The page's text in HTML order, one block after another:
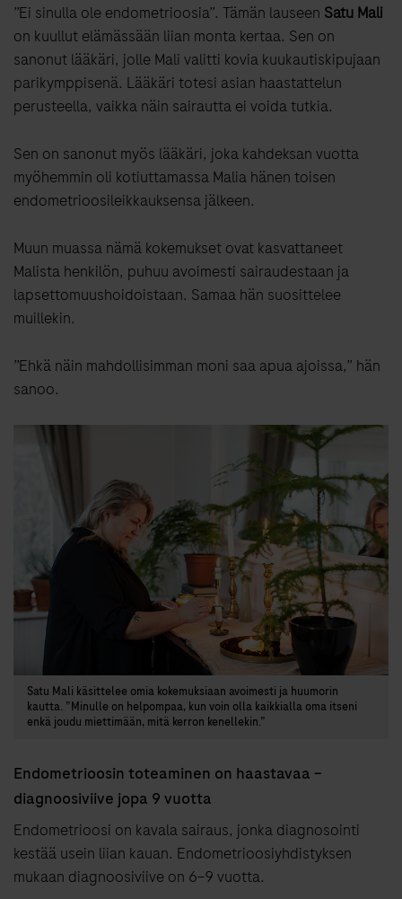
”Ei sinulla ole endometrioosia”. Tämän lauseen Satu Mali
on kuullut elämässään liian monta kertaa. Sen on
sanonut lääkäri, jolle Mali valitti kovia kuukautiskipujaan
parikymppisenä. Lääkäri totesi asian haastattelun
perusteella, vaikka näin sairautta ei voida tutkia.
Sen on sanonut myös lääkäri, joka kahdeksan vuotta
myöhemmin oli kotiuttamassa Malia hänen toisen
endometrioosileikkauksensa jälkeen.
Muun muassa nämä kokemukset ovat kasvattaneet
Malista henkilön, puhuu avoimesti sairaudestaan ja
lapsettomuushoidoistaan. Samaa hän suosittelee
muillekin.
”Ehkä näin mahdollisimman moni saa apua ajoissa,” hän
sanoo.
Satu Mali käsittelee omia kokemuksiaan avoimesti ja huumorin
kautta. ”Minulle on helpompaa, kun voin olla kaikkialla oma itseni
enkä joudu miettimään, mitä kerron kenellekin.”
Endometrioosin toteaminen on haastavaa –
diagnoosiviive jopa 9 vuotta
Endometrioosi on kavala sairaus, jonka diagnosointi
kestää usein liian kauan. Endometrioosiyhdistyksen
mukaan diagnoosiviive on 6–9 vuotta.